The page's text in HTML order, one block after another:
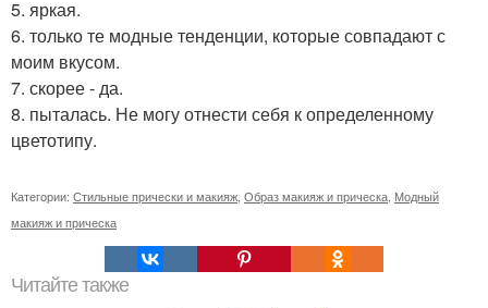
5. яркая.
6. только те модные тенденции, которые совпадают с
моим вкусом.
7. скорее - да.
8. пыталась. Не могу отнести себя к определенному
цветотипу.
Категории: Стильные прически и макияж Образ макияж и прическа Модный
макияж и прическа
Читайте также